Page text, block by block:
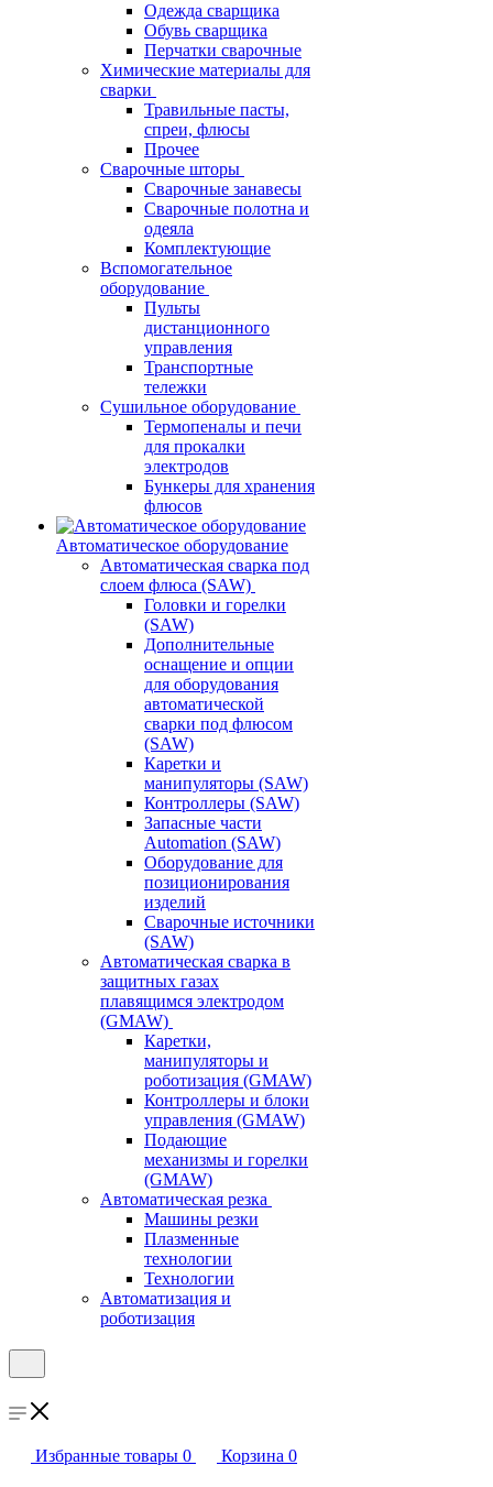
Одежда сварщика
Обувь сварщика
Перчатки сварочные
Химические материалы для
сварки
Травильные пасты,
спреи, флюсы
Прочее
Сварочные шторы
Сварочные занавесы
Сварочные полотна и
одеяла
Комплектующие
Вспомогательное
оборудование
Пульты
дистанционного
управления
Транспортные
тележки
Сушильное оборудование
Термопеналы и печи
для прокалки
электродов
Бункеры для хранения
флюсов
Автоматическое оборудование
Автоматическая сварка под
слоем флюса (SAW)
Головки и горелки
(SAW)
Дополнительные
оснащение и опции
для оборудования
автоматической
сварки под флюсом
(SAW)
Каретки и
манипуляторы (SAW)
Контроллеры (SAW)
Запасные части
Automation (SAW)
Оборудование для
позиционирования
изделий
Сварочные источники
(SAW)
Автоматическая сварка в
защитных газах
плавящимся электродом
(GMAW)
Каретки,
манипуляторы и
роботизация (GMAW)
Контроллеры и блоки
управления (GMAW)
Подающие
механизмы и горелки
(GMAW)
Автоматическая резка
Машины резки
Плазменные
технологии
Технологии
Автоматизация и
роботизация
Избранные товары 0 Корзина 0